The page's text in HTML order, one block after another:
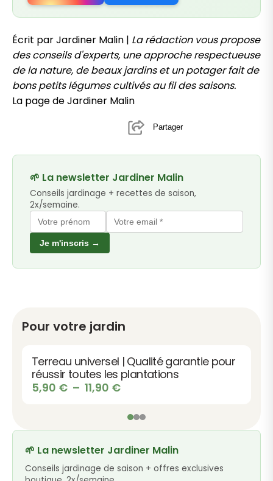
Écrit par Jardiner Malin | La rédaction vous propose
des conseils d'experts, une approche respectueuse
de la nature, de beaux jardins et un potager fait de
bons petits légumes cultivés au fil des saisons.
La page de Jardiner Malin
Partager
🌱 La newsletter Jardiner Malin
Conseils jardinage + recettes de saison,
2x/semaine.
Je m'inscris →
Pour votre jardin
Terreau universel | Qualité garantie pour
réussir toutes les plantations
5,90 € – 11,90 €Plage
prix :
5,90 €
11,90 €
🌱 La newsletter Jardiner Malin
Conseils jardinage de saison + offres exclusives